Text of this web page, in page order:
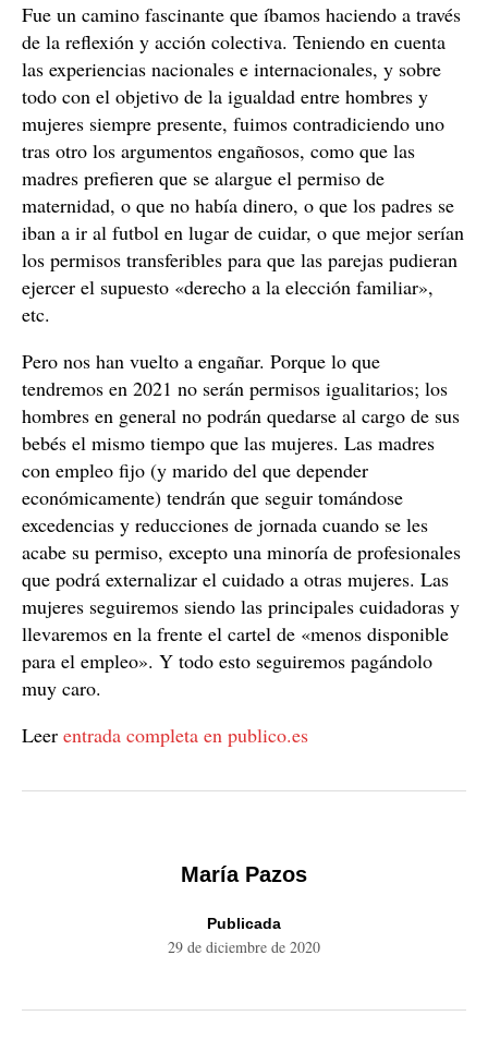
Fue un camino fascinante que íbamos haciendo a través
de la reflexión y acción colectiva. Teniendo en cuenta
las experiencias nacionales e internacionales, y sobre
todo con el objetivo de la igualdad entre hombres y
mujeres siempre presente, fuimos contradiciendo uno
tras otro los argumentos engañosos, como que las
madres prefieren que se alargue el permiso de
maternidad, o que no había dinero, o que los padres se
iban a ir al futbol en lugar de cuidar, o que mejor serían
los permisos transferibles para que las parejas pudieran
ejercer el supuesto «derecho a la elección familiar»,
etc.
Pero nos han vuelto a engañar. Porque lo que
tendremos en 2021 no serán permisos igualitarios; los
hombres en general no podrán quedarse al cargo de sus
bebés el mismo tiempo que las mujeres. Las madres
con empleo fijo (y marido del que depender
económicamente) tendrán que seguir tomándose
excedencias y reducciones de jornada cuando se les
acabe su permiso, excepto una minoría de profesionales
que podrá externalizar el cuidado a otras mujeres. Las
mujeres seguiremos siendo las principales cuidadoras y
llevaremos en la frente el cartel de «menos disponible
para el empleo». Y todo esto seguiremos pagándolo
muy caro.
Leer entrada completa en publico.es
María Pazos
Publicada
29 de diciembre de 2020